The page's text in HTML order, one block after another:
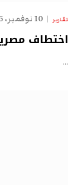
تقارير 10 نوفمبر، 2025
اختطاف
…